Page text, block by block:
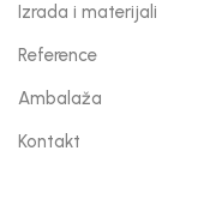
Izrada i materijali
Reference
Ambalaža
Kontakt